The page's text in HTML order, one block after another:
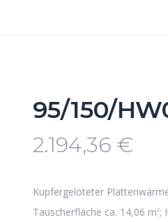
95/150/
2.194,36 €
Kupfergelöteter
Tauscherfläche ca. 14,06 m 2;